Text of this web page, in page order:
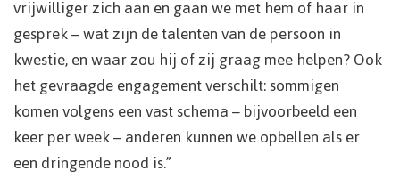
vrijwilliger zich aan en gaan we met hem of haar in
gesprek – wat zijn de talenten van de persoon in
kwestie, en waar zou hij of zij graag mee helpen? Ook
het gevraagde engagement verschilt: sommigen
komen volgens een vast schema – bijvoorbeeld een
keer per week – anderen kunnen we opbellen als er
een dringende nood is.”